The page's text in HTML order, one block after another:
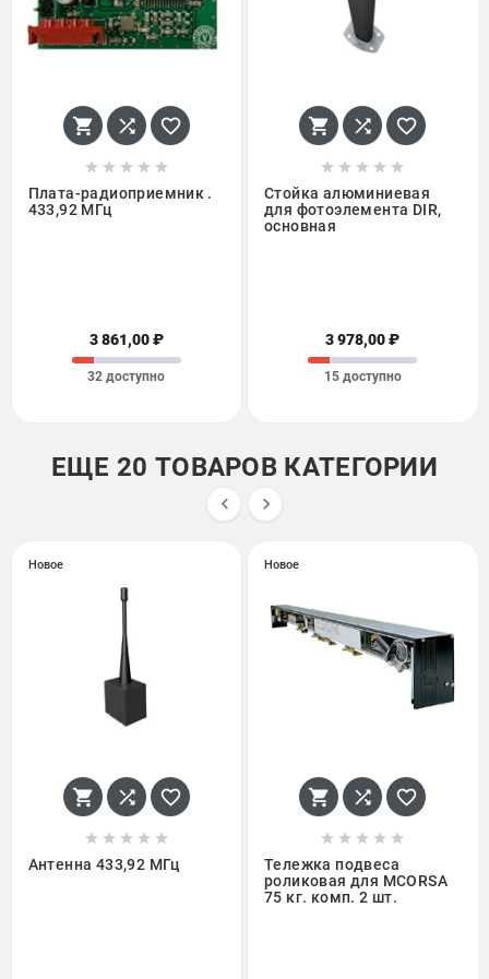
  
    
Плата-радиоприемник .
433,92 МГц
3 861,00 ₽
32 доступно
  
    
Стойка алюминиевая
для фотоэлемента DIR,
основная
3 978,00 ₽
15 доступно
ЕЩЕ 20 ТОВАРОВ КАТЕГОРИИ
 
Новое
  
    
Антенна 433,92 МГц
Новое
  
    
Тележка подвеса
роликовая для МCORSA
75 кг. комп. 2 шт.